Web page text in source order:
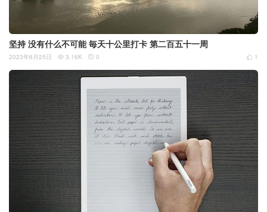
坚持 没有什么不可能 毎天十公里打卡 第二百五十一周
 1
2023年6月25日  3.16K  0